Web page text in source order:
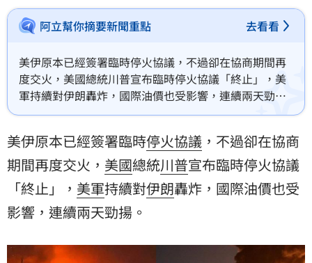
阿立幫你摘要新聞重點 去看看
美伊原本已經簽署臨時停火協議，不過卻在協商期間再
度交火，美國總統川普宣布臨時停火協議「終止」，美
軍持續對伊朗轟炸，國際油價也受影響，連續兩天勁
揚。
美伊原本已經簽署臨時停火協議 ，不過卻在協商
期間再度交火， 美國總統川普宣布臨時停火協議
「終止」， 美軍持續對伊朗轟炸，國際油價也受
影響，連續兩天勁揚。